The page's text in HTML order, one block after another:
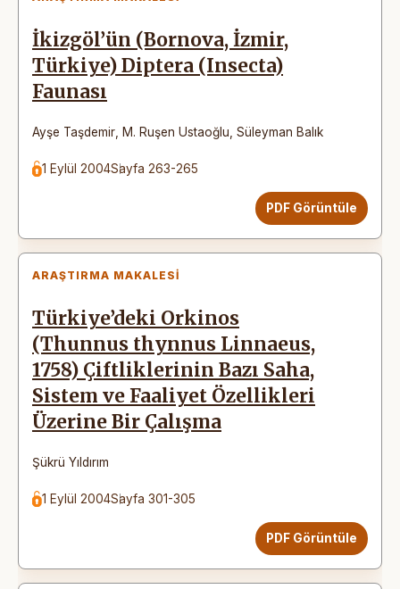
İkizgöl’ün (Bornova, İzmir,
Türkiye) Diptera (Insecta)
Faunası
Ayşe Taşdemir M. Ruşen Ustaoğlu Süleyman Balık
1 Eylül 2004Sayfa 263-265
PDF Görüntüle
ARAŞTIRMA MAKALESI
Türkiye’deki Orkinos
(Thunnus thynnus Linnaeus,
1758) Çiftliklerinin Bazı Saha,
Sistem ve Faaliyet Özellikleri
Üzerine Bir Çalışma
Şükrü Yıldırım
1 Eylül 2004Sayfa 301-305
PDF Görüntüle